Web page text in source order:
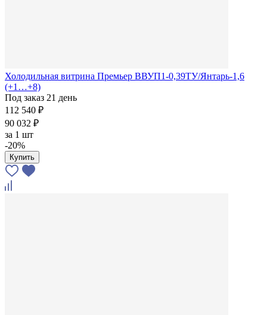
Холодильная витрина Премьер ВВУП1-0,39ТУ/Янтарь-1,6
(+1…+8)
Под заказ 21 день
112 540 ₽
90 032 ₽
за 1 шт
-20%
Купить